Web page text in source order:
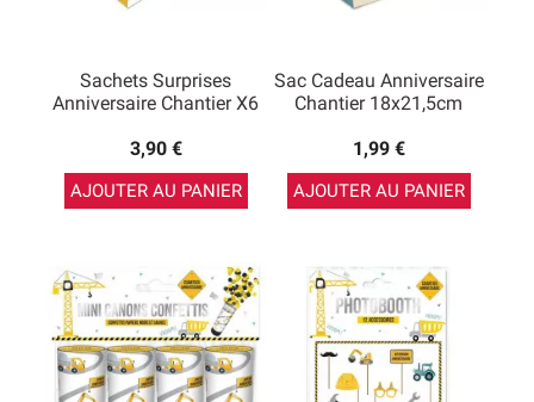
Sachets Surprises
Anniversaire Chantier X6
3,90 €
AJOUTER AU PANIER
Sac Cadeau Anniversaire
Chantier 18x21,5cm
1,99 €
AJOUTER AU PANIER